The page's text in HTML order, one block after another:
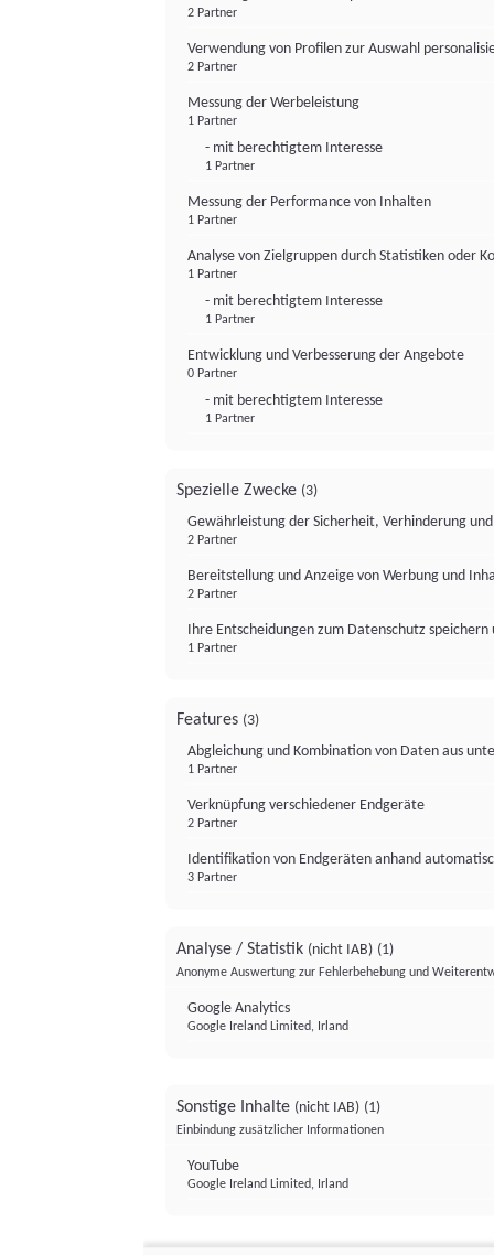
2 Partner
Verwendung von Profilen zur Auswahl
2 Partner
Messung der Werbeleistung
1 Partner
- mit berechtigtem Interesse
1 Partner
Messung der Performance von Inhalten
1 Partner
Analyse von Zielgruppen durch Statistiken oder
1 Partner
- mit berechtigtem Interesse
1 Partner
Entwicklung und Verbesserung der Angebote
0 Partner
- mit berechtigtem Interesse
1 Partner
Spezielle Zwecke (3)
Gewährleistung der Sicherheit, Verhinderung
2 Partner
Bereitstellung und Anzeige von Werbung und
2 Partner
Ihre Entscheidungen zum Datenschutz
1 Partner
Features (3)
Abgleichung und Kombination von Daten aus
1 Partner
Verknüpfung verschiedener Endgeräte
2 Partner
Identifikation von Endgeräten anhand
3 Partner
Analyse / Statistik (nicht IAB) (1)
Anonyme Auswertung zur Fehlerbehebung und
Google Analytics
Google Ireland Limited, Irland
Sonstige Inhalte (nicht IAB) (1)
Einbindung zusätzlicher Informationen
YouTube
Google Ireland Limited, Irland